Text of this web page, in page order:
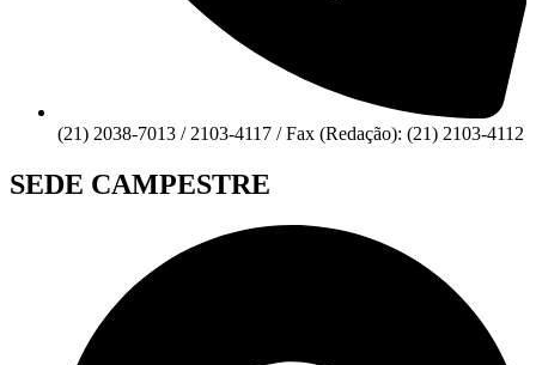
(21) 2038-7013 / 2103-4117 / Fax (Redação): (21) 2103-4112
SEDE CAMPESTRE